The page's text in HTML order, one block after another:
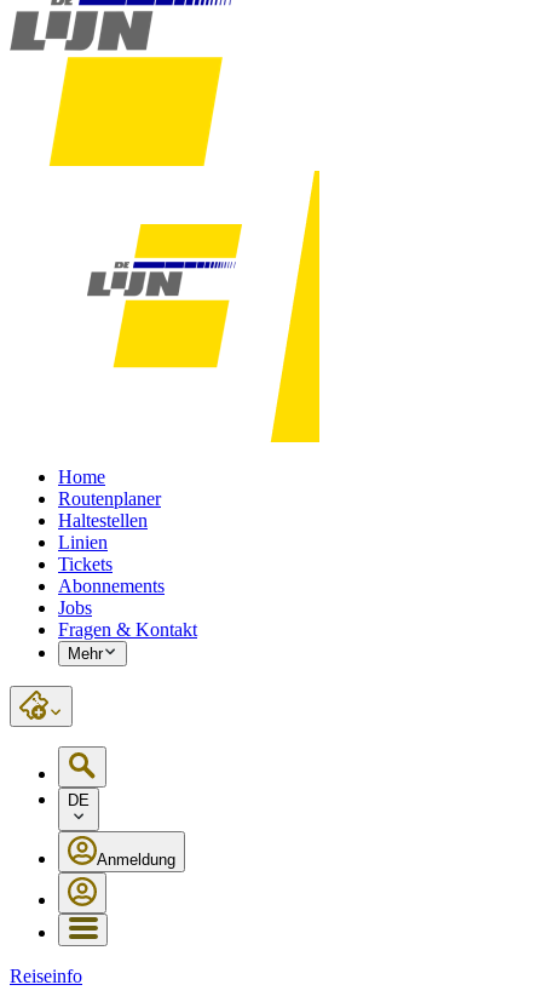
Home
Routenplaner
Haltestellen
Linien
Tickets
Abonnements
Jobs
Fragen & Kontakt
Mehr
DE
Anmeldung
Reiseinfo